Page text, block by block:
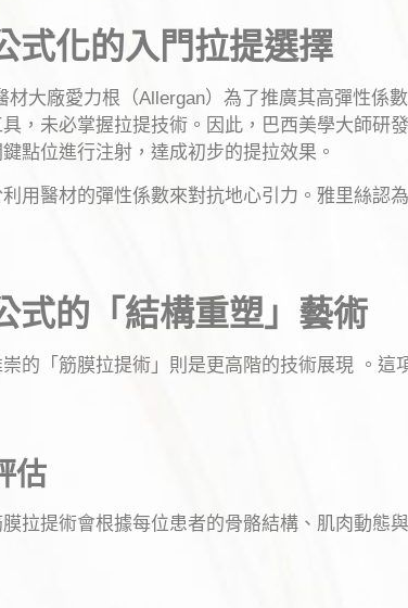
式化的入門拉提選擇
大廠愛力根（Allergan）為了推廣其高彈性係
，未必掌握拉提技術。因此，巴西美學大師研
點位進行注射，達成初步的提拉效果。
用醫材的彈性係數來對抗地心引力。雅里絲認
式的「結構重塑」藝術
的「筋膜拉提術」則是更高階的技術展現 。
估
拉提術會根據每位患者的骨骼結構、肌肉動態